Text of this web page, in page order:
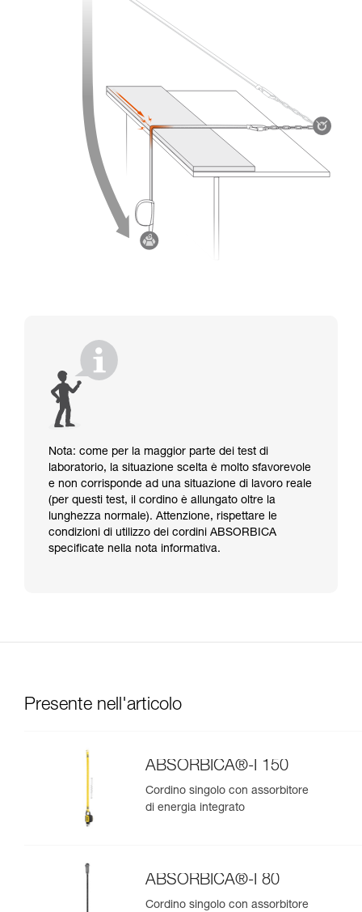
Nota: come per la maggior parte dei test di
laboratorio, la situazione scelta è molto sfavorevole
e non corrisponde ad una situazione di lavoro reale
(per questi test, il cordino è allungato oltre la
lunghezza normale). Attenzione, rispettare le
condizioni di utilizzo dei cordini ABSORBICA
specificate nella nota informativa.
Presente nell'articolo
ABSORBICA®-I 150
Cordino singolo con assorbitore
di energia integrato
ABSORBICA®-I 80
Cordino singolo con assorbitore